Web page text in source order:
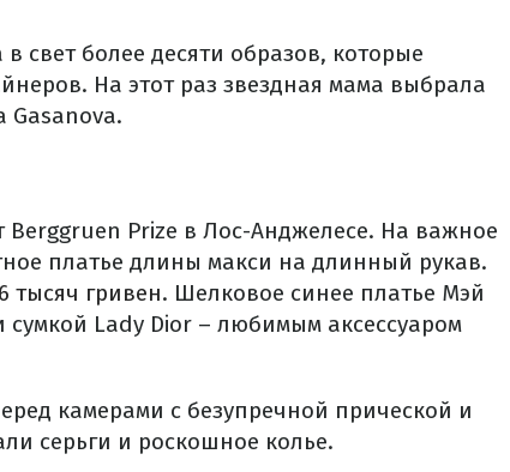
более десяти образов, которые
На этот раз звездная мама выбрала
Gasanova.
Prize в Лос-Анджелесе. На важное
платье длины макси на длинный рукав.
6 тысяч гривен. Шелковое синее платье Мэй
Lady Dior – любимым аксессуаром
камерами с безупречной прической и
серьги и роскошное колье.